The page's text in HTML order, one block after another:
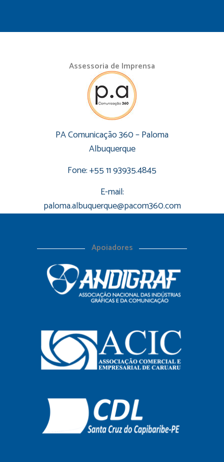
Assessoria de Imprensa
PA Comunicação 360 – Paloma
Albuquerque
Fone: +55 11 93935.4845
E-mail:
paloma.albuquerque@pacom360.com
Apoiadores